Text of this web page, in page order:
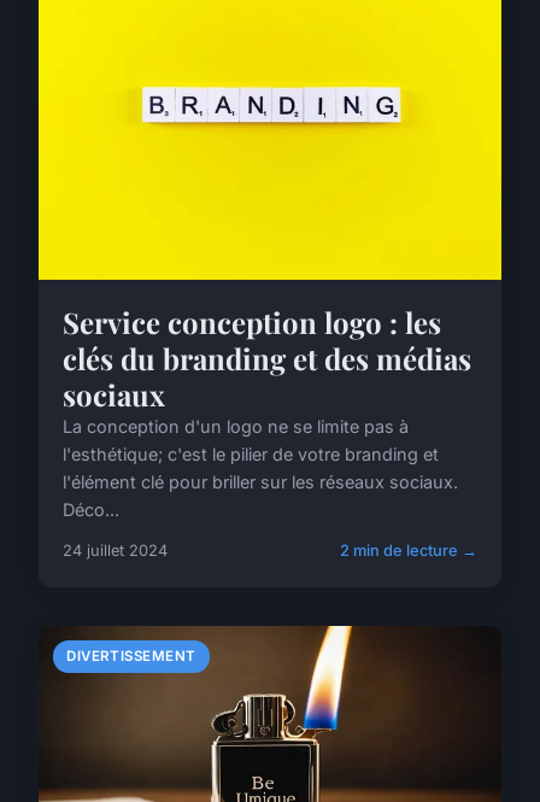
Service conception logo : les
clés du branding et des médias
sociaux
La conception d'un logo ne se limite pas à
l'esthétique; c'est le pilier de votre branding et
l'élément clé pour briller sur les réseaux sociaux.
Déco...
24 juillet 2024 2 min de lecture →
DIVERTISSEMENT